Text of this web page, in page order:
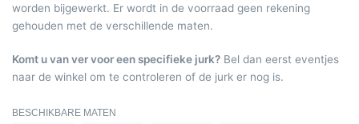
worden bijgewerkt. Er wordt in de voorraad geen rekening
gehouden met de verschillende maten.
Komt u van ver voor een specifieke jurk? Bel dan eerst eventjes
naar de winkel om te controleren of de jurk er nog is.
BESCHIKBARE MATEN